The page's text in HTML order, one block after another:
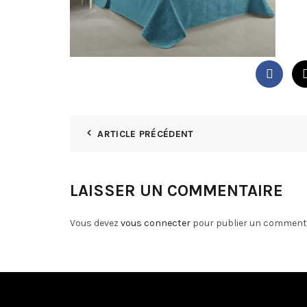
ARTICLE PRÉCÉDENT
LAISSER UN COMMENTAIRE
Vous devez vous connecter pour publier un